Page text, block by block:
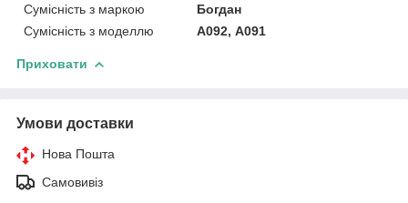
Сумісність з маркою
Богдан
Сумісність з моделлю
А092, А091
Приховати
Умови доставки
Нова Пошта
Самовивіз